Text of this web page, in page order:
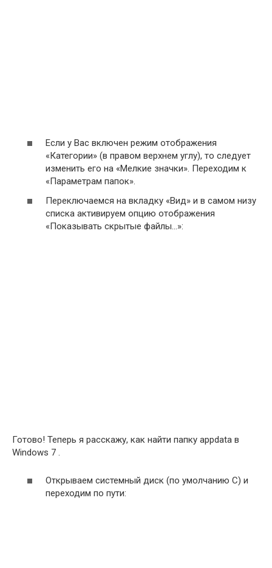
Если у Вас включен режим отображения
«Категории» (в правом верхнем углу), то следует
изменить его на «Мелкие значки». Переходим к
«Параметрам папок».
Переключаемся на вкладку «Вид» и в самом низу
списка активируем опцию отображения
«Показывать скрытые файлы…»:
Готово! Теперь я расскажу, как найти папку appdata в
Windows 7 .
Открываем системный диск (по умолчанию C) и
переходим по пути: